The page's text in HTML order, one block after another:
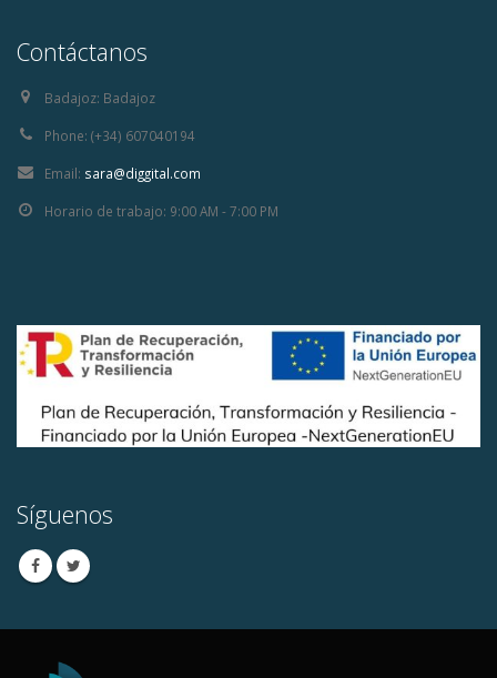
Contáctanos
Badajoz: Badajoz
Phone: (+34) 607040194
Email: sara@diggital.com
Horario de trabajo: 9:00 AM - 7:00 PM
Síguenos